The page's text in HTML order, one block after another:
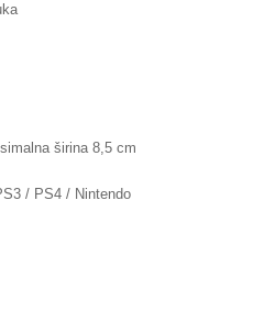
širina 8,5 cm
/ PS4 / Nintendo